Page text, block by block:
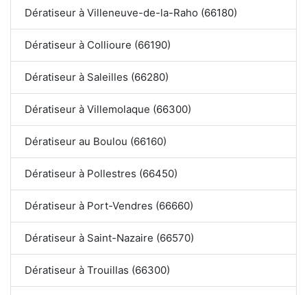
Dératiseur à Villeneuve-de-la-Raho (66180)
Dératiseur à Collioure (66190)
Dératiseur à Saleilles (66280)
Dératiseur à Villemolaque (66300)
Dératiseur au Boulou (66160)
Dératiseur à Pollestres (66450)
Dératiseur à Port-Vendres (66660)
Dératiseur à Saint-Nazaire (66570)
Dératiseur à Trouillas (66300)